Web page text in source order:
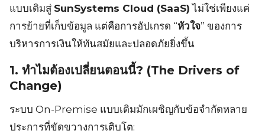
แบบเดิมสู่ SunSystems Cloud (SaaS) ไม่ใช่เพียงแค่
การย้ายที่เก็บข้อมูล แต่คือการอัปเกรด “หัวใจ” ของการ
บริหารการเงินให้ทันสมัยและปลอดภัยยิ่งขึ้น
1. ทำไมต้องเปลี่ยนตอนนี้? (The Drivers of
Change)
ระบบ On-Premise แบบเดิมมักเผชิญกับข้อจำกัดหลาย
ประการที่ขัดขวางการเติบโต: